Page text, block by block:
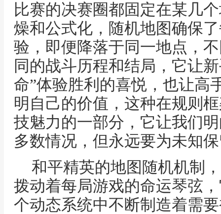
比赛的决赛圈都固定在某几
燥和公式化，随机地图确保
验，即便降落于同一地点，
同的战斗历程和结局，它让
命”体验胜利的喜悦，也让高
明自己的价值，这种在规则
技魅力的一部分，它让我们
多数情况，但永远要为未知
和平精英的地图随机机制
拨动着每局游戏的命运琴弦
个动态系统中不断制造着需